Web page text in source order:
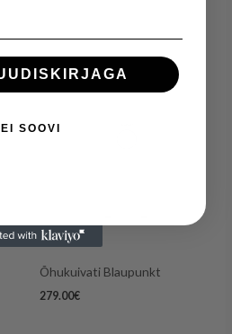
Õhukuivati Blaupunkt
279.00€
EI SOOVI